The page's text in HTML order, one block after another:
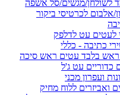
לשולחן/מגשים/סל אשפה
אלבום לכרטיסי ביקור
לעטים עט לדלפק
כתיבה - כללי
ראש בלבד עטים ראש סיכה
כדוריים עט ג'ל
ועפרון מכני
ואביזרים ללוח מחיק